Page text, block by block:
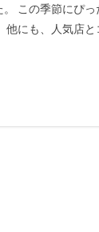
この季節にぴ
にも、人気店